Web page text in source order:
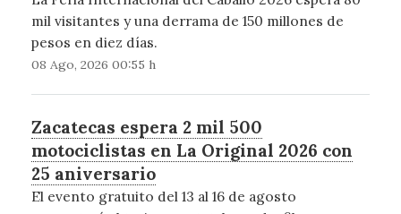
mil visitantes y una derrama de 150 millones de
pesos en diez días.
08 Ago, 2026 00:55 h
Zacatecas espera 2 mil 500
motociclistas en La Original 2026 con
25 aniversario
El evento gratuito del 13 al 16 de agosto